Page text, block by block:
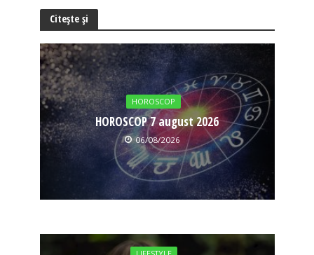
Citește și
HOROSCOP
HOROSCOP 7 august 2026
06/08/2026